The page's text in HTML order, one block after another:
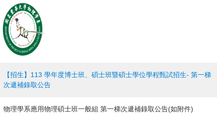
【招生】113 學年度博士班、碩士班暨碩士學位學程甄試招生- 第一梯
次遞補錄取公告
物理學系應用物理碩士班一般組 第一梯次遞補錄取公告(如附件)